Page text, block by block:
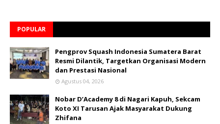
POPULAR
Pengprov Squash Indonesia Sumatera Barat
Resmi Dilantik, Targetkan Organisasi Modern
dan Prestasi Nasional
Agustus 04, 2026
Nobar D’Academy 8 di Nagari Kapuh, Sekcam
Koto XI Tarusan Ajak Masyarakat Dukung
Zhifana